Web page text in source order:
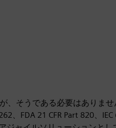
、そうである必要はありませ
FDA 21 CFR Part 820、IEC